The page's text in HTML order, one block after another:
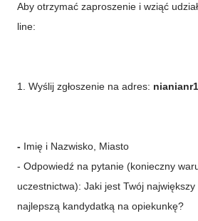
Aby otrzymać zaproszenie i wziąć
line:
1. Wyślij zgłoszenie na adres: n
- Imię i Nazwisko, Miasto
- Odpowiedź na pytanie (konieczny
uczestnictwa): Jaki jest Twój
najlepszą kandydatką na opiekunkę?